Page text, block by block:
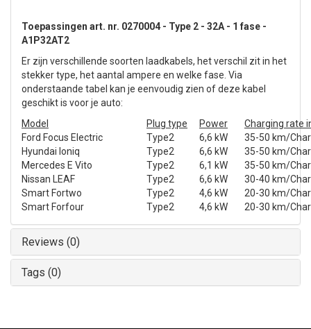
Toepassingen art. nr. 0270004 - Type 2 - 32A - 1 fase -
A1P32AT2
Er zijn verschillende soorten laadkabels, het verschil zit in het
stekker type, het aantal ampere en welke fase. Via
onderstaande tabel kan je eenvoudig zien of deze kabel
geschikt is voor je auto:
Model
Plug type Power
Charging rate
Ford Focus Electric
Type2 6,6 kW
35-50 km/
Hyundai Ioniq
Type2 6,6 kW
35-50 km/
Mercedes E Vito
Type2 6,1 kW
35-50 km/
Nissan LEAF
Type2 6,6 kW
30-40 km/
Smart Fortwo
Type2 4,6 kW
20-30 km/
Smart Forfour
Type2 4,6 kW 20-30 km/
Reviews (0)
Tags (0)